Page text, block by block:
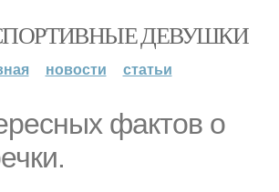
СПОРТИВНЫЕ ДЕВУШКИ
новости статьи
фактов о